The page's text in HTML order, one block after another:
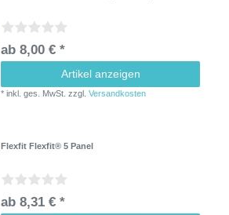
ab 8,00 € *
Artikel anzeigen
*inkl. ges. MwSt. zzgl.Versandkosten
Flexfit Flexfit® 5 Panel
ab 8,31 € *